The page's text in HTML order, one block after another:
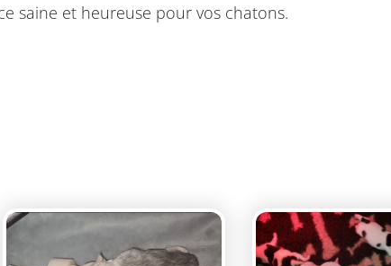
saine et heureuse pour vos chatons.